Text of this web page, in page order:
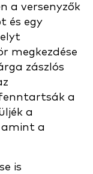
a versenyzők
és egy
megkezdése
zászlós
fenntartsák a
a
amint a
is